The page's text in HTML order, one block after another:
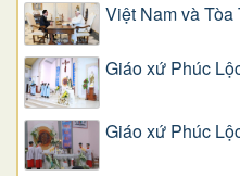
Việt Nam và
Giáo xứ Phúc
Giáo xứ Phúc